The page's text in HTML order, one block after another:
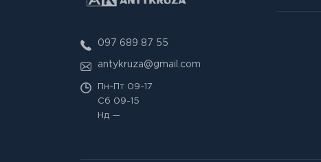
097 689 87 55
antykruza@gmail.com
Пн-Пт 09-17
Сб 09-15
Нд —